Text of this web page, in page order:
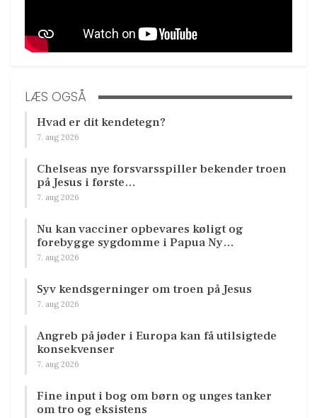
LÆS OGSÅ
Hvad er dit kendetegn?
7. aug 2026
Chelseas nye forsvarsspiller bekender troen
på Jesus i første…
7. aug 2026
Nu kan vacciner opbevares køligt og
forebygge sygdomme i Papua Ny…
7. aug 2026
Syv kendsgerninger om troen på Jesus
7. aug 2026
Angreb på jøder i Europa kan få utilsigtede
konsekvenser
7. aug 2026
Fine input i bog om børn og unges tanker
om tro og eksistens